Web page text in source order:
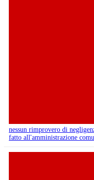
nessun rimprovero di
fatto all'amministrazione